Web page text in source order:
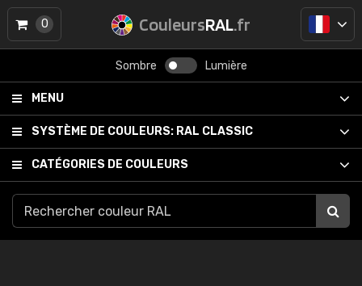
CouleursRAL.fr
Sombre Lumière
MENU
SYSTÈME DE COULEURS: RAL CLASSIC
CATÉGORIES DE COULEURS
0